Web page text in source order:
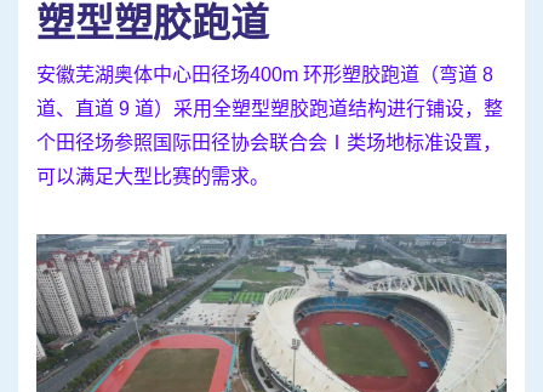
塑型塑胶跑道
安徽芜湖奥体中心田径场400m 环形塑胶跑道（弯道 8
道、直道 9 道）采用全塑型塑胶跑道结构进行铺设，整
个田径场参照国际田径协会联合会Ⅰ类场地标准设置，
可以满足大型比赛的需求。